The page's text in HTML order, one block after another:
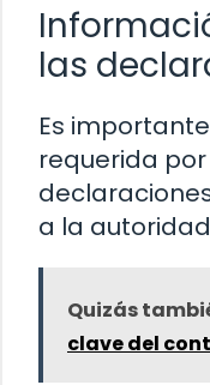
las
Es
requerida por
a la
Quizás
clave del